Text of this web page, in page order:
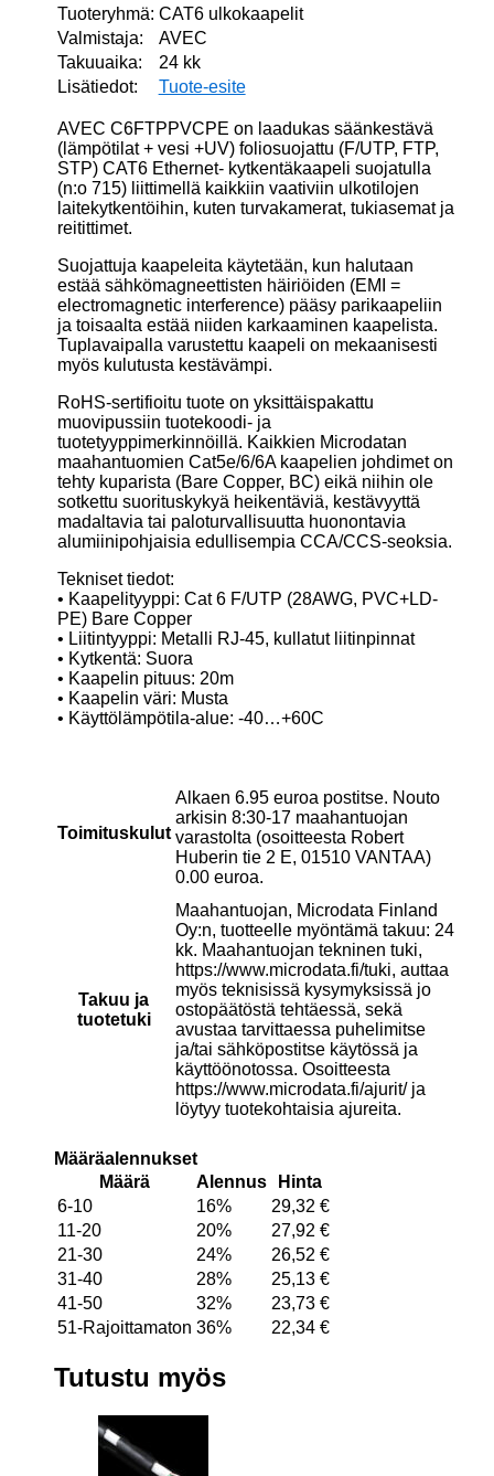
Tuoteryhmä: CAT6 ulkokaapelit
Valmistaja:
AVEC
Takuuaika:
24 kk
Lisätiedot:
Tuote-esite
AVEC C6FTPPVCPE on laadukas säänkestävä
(lämpötilat + vesi +UV) foliosuojattu (F/UTP, FTP,
STP) CAT6 Ethernet- kytkentäkaapeli suojatulla
(n:o 715) liittimellä kaikkiin vaativiin ulkotilojen
laitekytkentöihin, kuten turvakamerat, tukiasemat ja
reitittimet.
Suojattuja kaapeleita käytetään, kun halutaan
estää sähkömagneettisten häiriöiden (EMI =
electromagnetic interference) pääsy parikaapeliin
ja toisaalta estää niiden karkaaminen kaapelista.
Tuplavaipalla varustettu kaapeli on mekaanisesti
myös kulutusta kestävämpi.
RoHS-sertifioitu tuote on yksittäispakattu
muovipussiin tuotekoodi- ja
tuotetyyppimerkinnöillä. Kaikkien Microdatan
maahantuomien Cat5e/6/6A kaapelien johdimet on
tehty kuparista (Bare Copper, BC) eikä niihin ole
sotkettu suorituskykyä heikentäviä, kestävyyttä
madaltavia tai paloturvallisuutta huonontavia
alumiinipohjaisia edullisempia CCA/CCS-seoksia.
Tekniset tiedot:
• Kaapelityyppi: Cat 6 F/UTP (28AWG, PVC+LD-
PE) Bare Copper
• Liitintyyppi: Metalli RJ-45, kullatut liitinpinnat
• Kytkentä: Suora
• Kaapelin pituus: 20m
• Kaapelin väri: Musta
• Käyttölämpötila-alue: -40…+60C
Toimituskulut
Alkaen 6.95 euroa postitse. Nouto
arkisin 8:30-17 maahantuojan
varastolta (osoitteesta Robert
Huberin tie 2 E, 01510 VANTAA)
0.00 euroa.
Takuu ja
tuotetuki
Maahantuojan, Microdata Finland
Oy:n, tuotteelle myöntämä takuu: 24
kk. Maahantuojan tekninen tuki,
https://www.microdata.fi/tuki, auttaa
myös teknisissä kysymyksissä jo
ostopäätöstä tehtäessä, sekä
avustaa tarvittaessa puhelimitse
ja/tai sähköpostitse käytössä ja
käyttöönotossa. Osoitteesta
https://www.microdata.fi/ajurit/ ja
löytyy tuotekohtaisia ajureita.
Määräalennukset
Määrä
Alennus
Hinta
6-10
16% 29,32 €
11-20
20% 27,92 €
21-30
24% 26,52 €
31-40
28% 25,13 €
41-50
32% 23,73 €
51-Rajoittamaton 36% 22,34 €
Tutustu myös